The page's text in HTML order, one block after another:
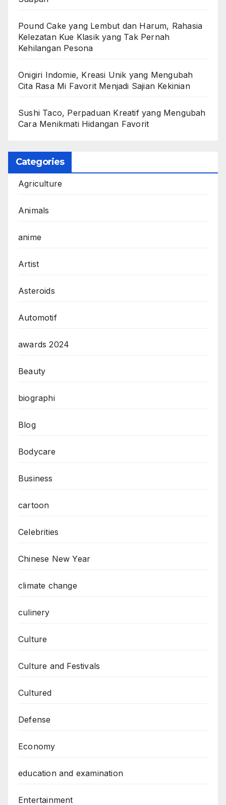
Pound Cake yang Lembut dan Harum, Rahasia
Kelezatan Kue Klasik yang Tak Pernah
Kehilangan Pesona
Onigiri Indomie, Kreasi Unik yang Mengubah
Cita Rasa Mi Favorit Menjadi Sajian Kekinian
Sushi Taco, Perpaduan Kreatif yang Mengubah
Cara Menikmati Hidangan Favorit
Categories
Agriculture
Animals
anime
Artist
Asteroids
Automotif
awards 2024
Beauty
biographi
Blog
Bodycare
Business
cartoon
Celebrities
Chinese New Year
climate change
culinery
Culture
Culture and Festivals
Cultured
Defense
Economy
education and examination
Entertainment